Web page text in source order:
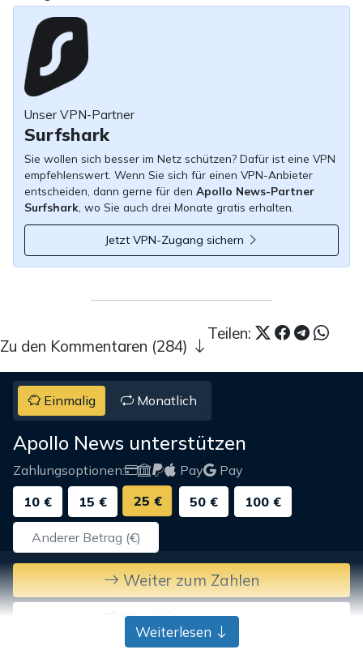
Unser VPN-Partner
Surfshark
Sie wollen sich besser im Netz schützen? Dafür ist eine VPN
empfehlenswert. Wenn Sie sich für einen VPN-Anbieter
entscheiden, dann gerne für den Apollo News-Partner
Surfshark, wo Sie auch drei Monate gratis erhalten.
Jetzt VPN-Zugang sichern
Teilen:
Zu den Kommentaren (284)
Einmalig Monatlich
Apollo News unterstützen
Zahlungsoptionen: Pay
Pay
10 €
15 € 25 € 50 € 100 €
Weiter zum Zahlen
Bank-Überweisung
Weiterlesen